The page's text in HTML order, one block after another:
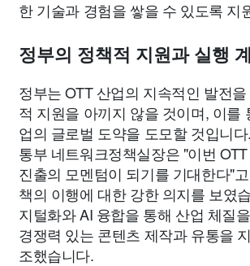
한 기술과 경험을 쌓을 수 있도록 지
정부의 정책적 지원과 실행
정부는 OTT 산업의 지속적인 발전
적 지원을 아끼지 않을 것이며, 이를
업의 글로벌 도약을 도모할 것입니
통부 네트워크정책실장은 "이번
진출의 모멘텀이 되기를 기대한다"
책의 이행에 대한 강한 의지를 보였
지털화와 AI 융합을 통해 산업 체질
경쟁력 있는 콘텐츠 제작과 유통을
조했습니다.